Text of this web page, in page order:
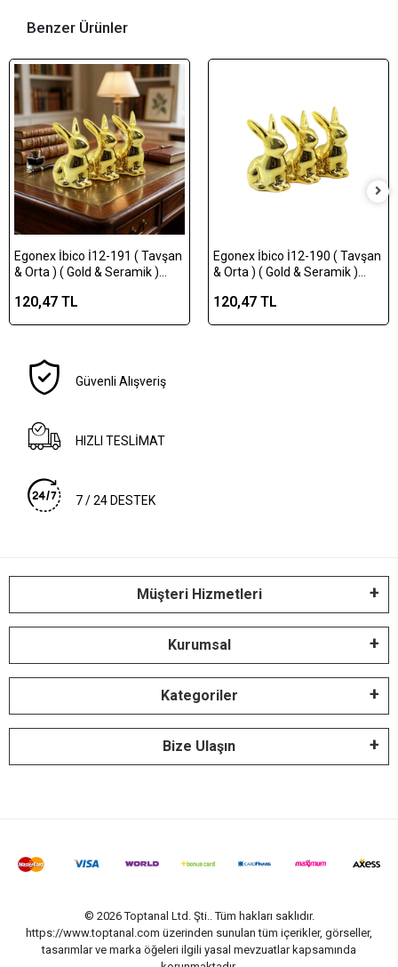
Benzer Ürünler
Egonex İbico İ12-191 ( Tavşan
& Orta ) ( Gold & Seramik )
Eşyası*12x12
120,47 TL
Egonex İbico İ12-190 ( Tavşan
& Orta ) ( Gold & Seramik )
Eşyası*12x16
120,47 TL
Güvenli Alışveriş
HIZLI TESLİMAT
7 / 24 DESTEK
Müşteri Hizmetleri
Kurumsal
Kategoriler
Bize Ulaşın
© 2026 Toptanal Ltd. Şti.. Tüm hakları saklıdır.
https://www.toptanal.com üzerinden sunulan tüm içerikler, görseller,
tasarımlar ve marka öğeleri ilgili yasal mevzuatlar kapsamında